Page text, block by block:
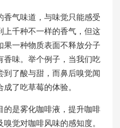
香气味道，与味觉只能感受
上千种不一样的香气，但这
果一种物质表面不释放分子
香味。举个例子，当我们吃
了酸与甜，而鼻后嗅觉闻
了吃草莓的体验。
的是雾化咖啡液，提升咖啡
觉对咖啡风味的感知度。